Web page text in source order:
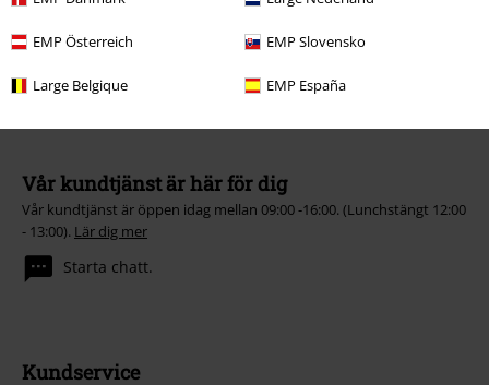
EMP Österreich EMP Slovensko
Large Belgique EMP España
Vår kundtjänst är här för dig
Vår kundtjänst är öppen idag mellan 09:00 -16:00. (Lunchstängt 12:00
- 13:00). Lär dig mer
Starta chatt.
Kundservice